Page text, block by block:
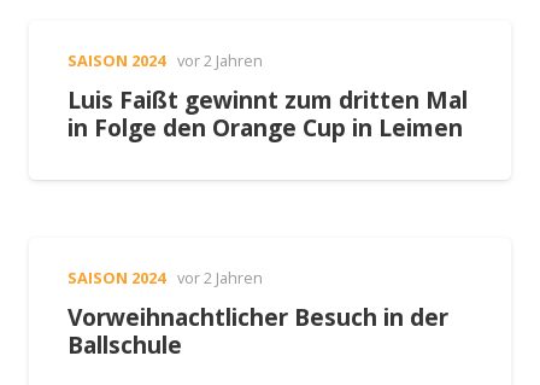
SAISON 2024 vor 2 Jahren
Luis Faißt gewinnt zum dritten Mal
in Folge den Orange Cup in Leimen
SAISON 2024 vor 2 Jahren
Vorweihnachtlicher Besuch in der
Ballschule